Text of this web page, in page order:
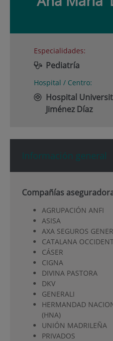
Especialidades:
Pediatría
Hospital / Centro:
Hospital
Jiménez Díaz
Información general
Compañías
AGRUPACIÓN ANFI
ASISA
AXA SEGUROS
CATALANA
CÁSER
CIGNA
DIVINA PASTORA
DKV
GENERALI
HERMANDAD
(HNA)
UNIÓN MADRILEÑA
PRIVADOS